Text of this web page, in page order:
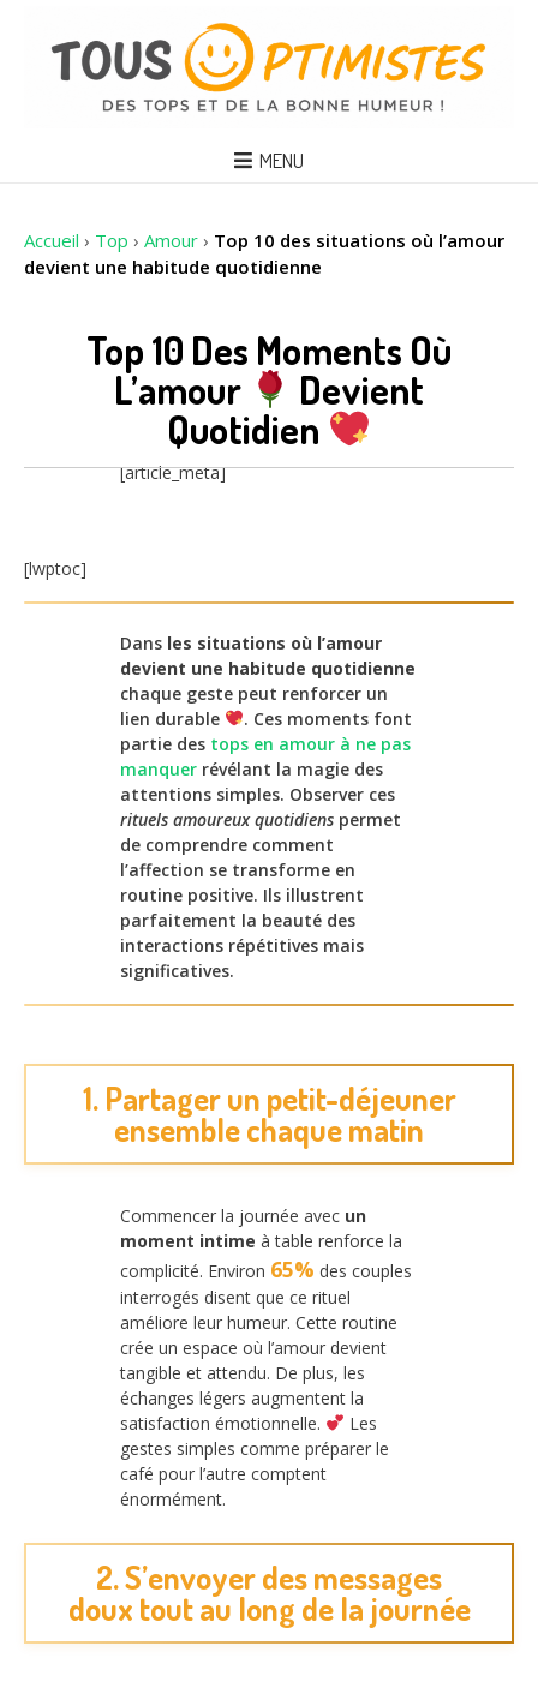
MENU
Accueil › Top › Amour › Top 10 des situations où l’amour
devient une habitude quotidienne
Top 10 Des Moments Où
L’amour
Devient
Quotidien
[article_meta]
[lwptoc]
Dans les situations où l’amour
devient une habitude quotidienne
chaque geste peut renforcer un
lien durable
. Ces moments font
partie des tops en amour à ne pas
manquer révélant la magie des
attentions simples. Observer ces
rituels amoureux quotidiens permet
de comprendre comment
l’affection se transforme en
routine positive. Ils illustrent
parfaitement la beauté des
interactions répétitives mais
significatives.
1. Partager un petit-déjeuner
ensemble chaque matin
Commencer la journée avec un
moment intime à table renforce la
complicité. Environ 65% des couples
interrogés disent que ce rituel
améliore leur humeur. Cette routine
crée un espace où l’amour devient
tangible et attendu. De plus, les
échanges légers augmentent la
satisfaction émotionnelle.
Les
gestes simples comme préparer le
café pour l’autre comptent
énormément.
2. S’envoyer des messages
doux tout au long de la journée